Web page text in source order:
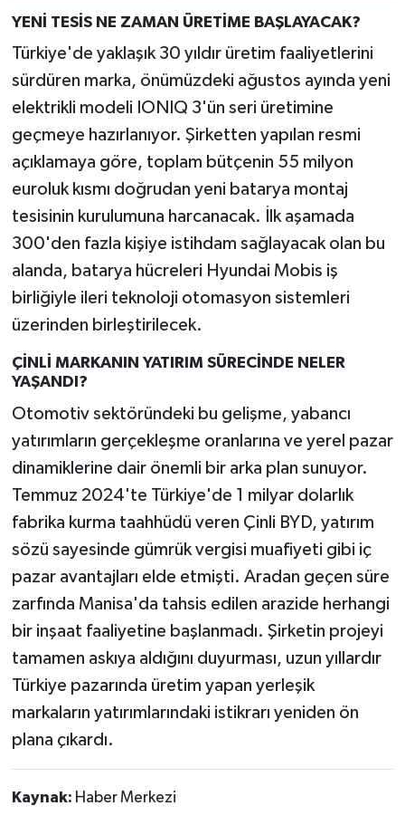
YENİ TESİS NE ZAMAN ÜRETİME BAŞLAYACAK?
Türkiye'de yaklaşık 30 yıldır üretim faaliyetlerini
sürdüren marka, önümüzdeki ağustos ayında yeni
elektrikli modeli IONIQ 3'ün seri üretimine
geçmeye hazırlanıyor. Şirketten yapılan resmi
açıklamaya göre, toplam bütçenin 55 milyon
euroluk kısmı doğrudan yeni batarya montaj
tesisinin kurulumuna harcanacak. İlk aşamada
300'den fazla kişiye istihdam sağlayacak olan bu
alanda, batarya hücreleri Hyundai Mobis iş
birliğiyle ileri teknoloji otomasyon sistemleri
üzerinden birleştirilecek.
ÇİNLİ MARKANIN YATIRIM SÜRECİNDE NELER
YAŞANDI?
Otomotiv sektöründeki bu gelişme, yabancı
yatırımların gerçekleşme oranlarına ve yerel pazar
dinamiklerine dair önemli bir arka plan sunuyor.
Temmuz 2024'te Türkiye'de 1 milyar dolarlık
fabrika kurma taahhüdü veren Çinli BYD, yatırım
sözü sayesinde gümrük vergisi muafiyeti gibi iç
pazar avantajları elde etmişti. Aradan geçen süre
zarfında Manisa'da tahsis edilen arazide herhangi
bir inşaat faaliyetine başlanmadı. Şirketin projeyi
tamamen askıya aldığını duyurması, uzun yıllardır
Türkiye pazarında üretim yapan yerleşik
markaların yatırımlarındaki istikrarı yeniden ön
plana çıkardı.
Kaynak: Haber Merkezi